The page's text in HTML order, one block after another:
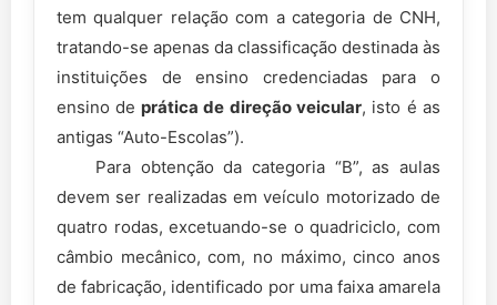
tem qualquer relação com a categoria de CNH,
tratando-se apenas da classificação destinada às
instituições de ensino credenciadas para o
ensino de prática de direção veicular, isto é as
antigas “Auto-Escolas”).
Para obtenção da categoria “B”, as aulas
devem ser realizadas em veículo motorizado de
quatro rodas, excetuando-se o quadriciclo, com
câmbio mecânico, com, no máximo, cinco anos
de fabricação, identificado por uma faixa amarela